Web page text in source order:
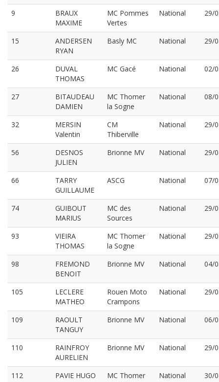
9
BRAUX
MAXIME
MC Pommes
Vertes
National 29/
15
ANDERSEN
RYAN
Basly MC National 29/
26
DUVAL
THOMAS
MC Gacé National 02/
27
BITAUDEAU
DAMIEN
MC Thomer
la Sogne
National 08/
32
MERSIN
Valentin
CM
Thiberville
National 29/
56
DESNOS
JULIEN
Brionne MV National 29/
66
TARRY
GUILLAUME
ASCG National 07/
74
GUIBOUT
MARIUS
MC des
Sources
National 29/
93
VIEIRA
THOMAS
MC Thomer
la Sogne
National 29/
98
FREMOND
BENOIT
Brionne MV National 04/
105
LECLERE
MATHEO
Rouen Moto
Crampons
National 29/
109
RAOULT
TANGUY
Brionne MV National 06/
110
RAINFROY
AURELIEN
Brionne MV National 29/
112 PAVIE HUGO
MC Thomer
National 30/